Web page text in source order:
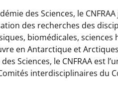
des Sciences, le
des recherches des
biomédicales, sciences
en Antarctique et
Sciences, le CNFRAA est
interdisciplinaires du